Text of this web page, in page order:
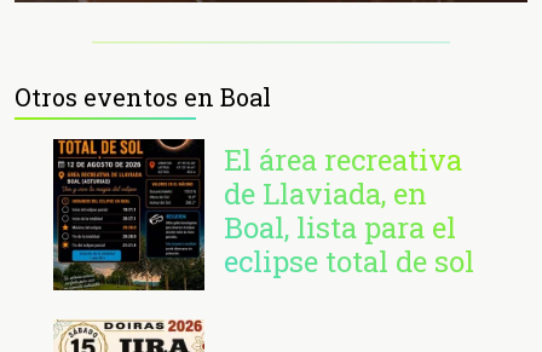
Otros eventos en Boal
El área recreativa
de Llaviada, en
Boal, lista para el
eclipse total de sol